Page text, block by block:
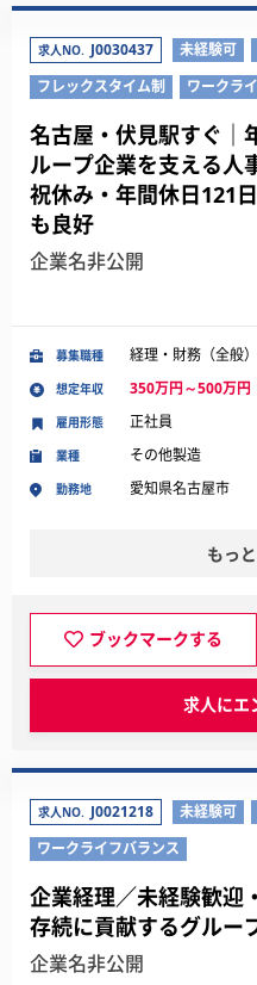
求人NO. J0030437 未経験可
フレックスタイム制
ワークラ
名古屋・伏見駅すぐ｜
ループ企業を支える人
祝休み・年間休日121
も良好
企業名非公開
募集職種 経理・財務（全般）
想定年収 350万円～500万円
業種 その他製造
勤務地 愛知県名古屋市
雇用形態 正社員
もっ
ブックマークする
求人にエ
求人NO. J0021218 未経験可
ワークライフバランス
企業経理／未経験歓迎
存続に貢献するグルー
企業名非公開